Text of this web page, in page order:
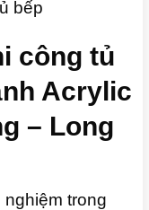
bếp
công tủ
Acrylic
– Long
trong